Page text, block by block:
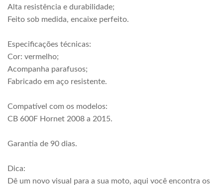
Alta resistência e durabilidade;
Feito sob medida, encaixe perfeito.
Especificações técnicas:
Cor: vermelho;
Acompanha parafusos;
Fabricado em aço resistente.
Compatível com os modelos:
CB 600F Hornet 2008 a 2015.
Garantia de 90 dias.
Dica:
Dê um novo visual para a sua moto, aqui você encontra os